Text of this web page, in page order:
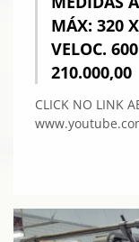
MÁX: 320
VELOC.
210.000,00
CLICK NO LINK